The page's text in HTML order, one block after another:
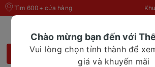
Tìm 600+ cửa hàng
Chào mừng bạn đến với
Vui lòng chọn tỉnh thành để
giá và khuyến mãi